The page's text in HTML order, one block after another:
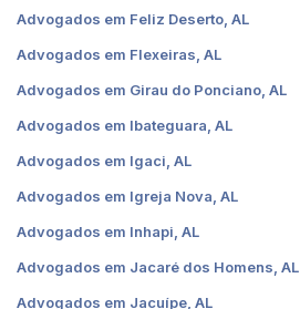
Advogados em Feliz Deserto, AL
Advogados em Flexeiras, AL
Advogados em Girau do Ponciano, AL
Advogados em Ibateguara, AL
Advogados em Igaci, AL
Advogados em Igreja Nova, AL
Advogados em Inhapi, AL
Advogados em Jacaré dos Homens, AL
Advogados em Jacuípe, AL